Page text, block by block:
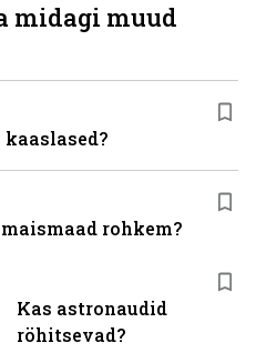
Kas astronaudid
röhitsevad?
midagi muud
rohkem?